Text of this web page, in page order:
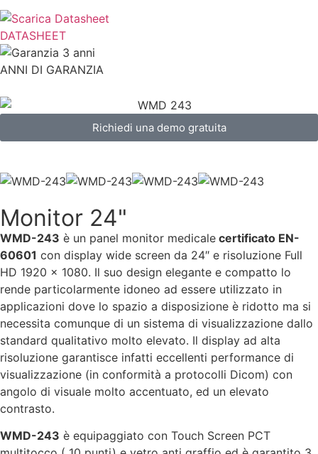
DATASHEET
ANNI DI GARANZIA
Richiedi una demo gratuita
Monitor 24"
WMD-243 è un panel monitor medicale certificato EN-
60601 con display wide screen da 24″ e risoluzione Full
HD 1920 x 1080. Il suo design elegante e compatto lo
rende particolarmente idoneo ad essere utilizzato in
applicazioni dove lo spazio a disposizione è ridotto ma si
necessita comunque di un sistema di visualizzazione dallo
standard qualitativo molto elevato. Il display ad alta
risoluzione garantisce infatti eccellenti performance di
visualizzazione (in conformità a protocolli Dicom) con
angolo di visuale molto accentuato, ed un elevato
contrasto.
WMD-243 è equipaggiato con Touch Screen PCT